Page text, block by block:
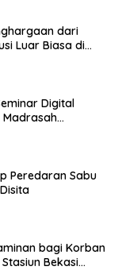
dari
Luar Biasa di
Digital
Madrasah
Peredaran Sabu
bagi Korban
Bekasi